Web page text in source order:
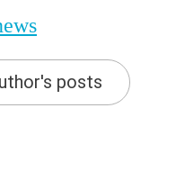
posts